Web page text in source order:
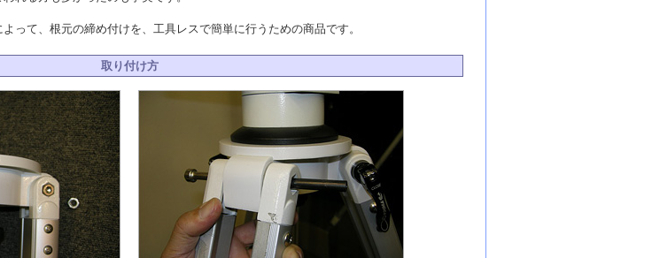
って、根元の締め付けを、工具レスで簡単に行うための商品です。
取り付け方